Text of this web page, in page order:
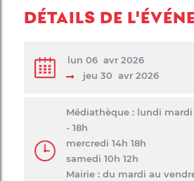
DÉTAILS DE
lun 06 avr 2026
jeu 30 avr 2026
Médiathèque : lundi
- 18h
mercredi 14h 18h
samedi 10h 12h
Mairie : du mardi au